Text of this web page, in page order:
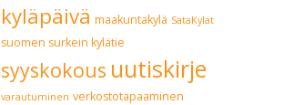
kyläpäivä maakuntakylä SataKylät
suomen surkein kylätie
syyskokous uutiskirje
varautuminen verkostotapaaminen